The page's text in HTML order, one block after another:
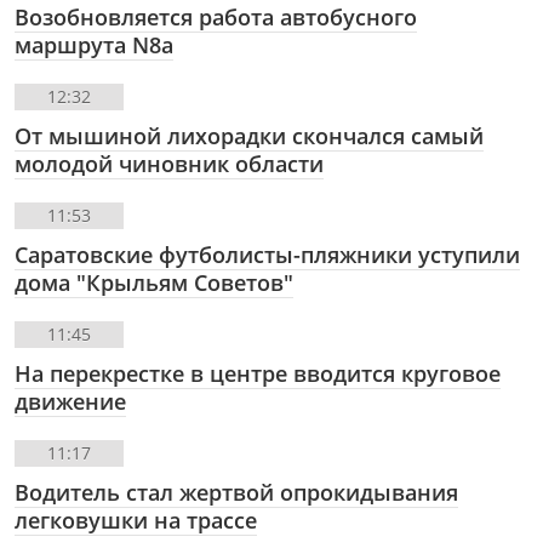
Возобновляется работа автобусного
маршрута N8а
12:32
От мышиной лихорадки скончался самый
молодой чиновник области
11:53
Саратовские футболисты-пляжники уступили
дома "Крыльям Советов"
11:45
На перекрестке в центре вводится круговое
движение
11:17
Водитель стал жертвой опрокидывания
легковушки на трассе